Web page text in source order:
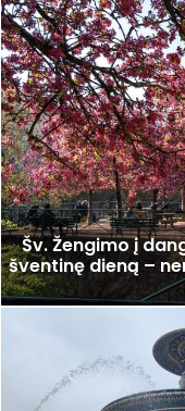
Šv. Žengimo į
šventinę dieną –